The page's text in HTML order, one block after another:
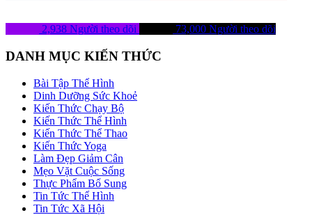
2,938 Người theo dõi 73,000 Người theo dõi
DANH MỤC KIẾN THỨC
Bài Tập Thể Hình
Dinh Dưỡng Sức Khoẻ
Kiến Thức Chạy Bộ
Kiến Thức Thể Hình
Kiến Thức Thể Thao
Kiến Thức Yoga
Làm Đẹp Giảm Cân
Mẹo Vặt Cuộc Sống
Thực Phẩm Bổ Sung
Tin Tức Thể Hình
Tin Tức Xã Hội